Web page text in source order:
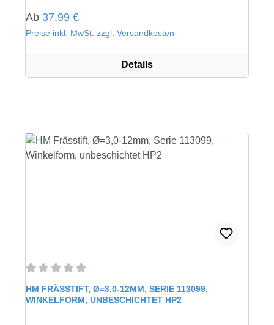
Regulärer Preis:
Ab 37,99 €
Preise inkl. MwSt. zzgl. Versandkosten
Details
Durchschnittliche Bewertung von 0 von 5 Sternen
HM FRÄSSTIFT, Ø=3,0-12MM, SERIE 113099,
WINKELFORM, UNBESCHICHTET HP2